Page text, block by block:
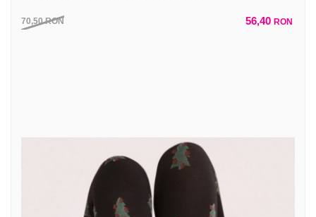
70,50RON 56,40 RON